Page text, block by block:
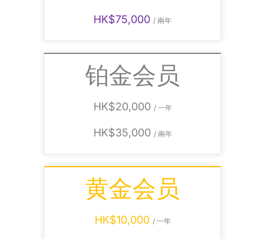
HK$75,000 / 兩年
铂金会员
HK$20,000 / 一年
HK$35,000 / 兩年
黄金会员
HK$10,000 / 一年